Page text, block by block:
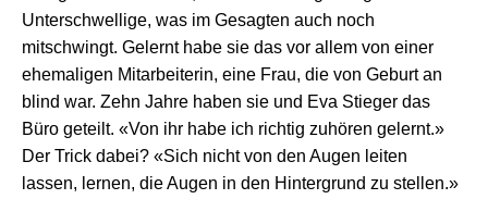
Unterschwellige, was im Gesagten auch noch
mitschwingt. Gelernt habe sie das vor allem von einer
ehemaligen Mitarbeiterin, eine Frau, die von Geburt an
blind war. Zehn Jahre haben sie und Eva Stieger das
Büro geteilt. «Von ihr habe ich richtig zuhören gelernt.»
Der Trick dabei? «Sich nicht von den Augen leiten
lassen, lernen, die Augen in den Hintergrund zu stellen.»